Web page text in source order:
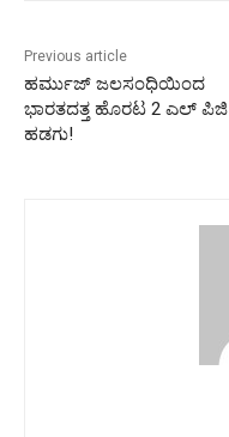
Previous article
ಹರ್ಮುಜ್‌ ಜಲಸಂಧಿಯಿಂದ
ಭಾರತದತ್ತ ಹೊರಟ 2 ಎಲ್‌ ಪಿಜಿ
ಹಡಗು!